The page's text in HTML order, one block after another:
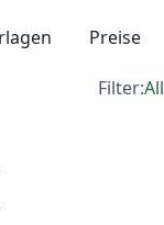
Preise
Filter: